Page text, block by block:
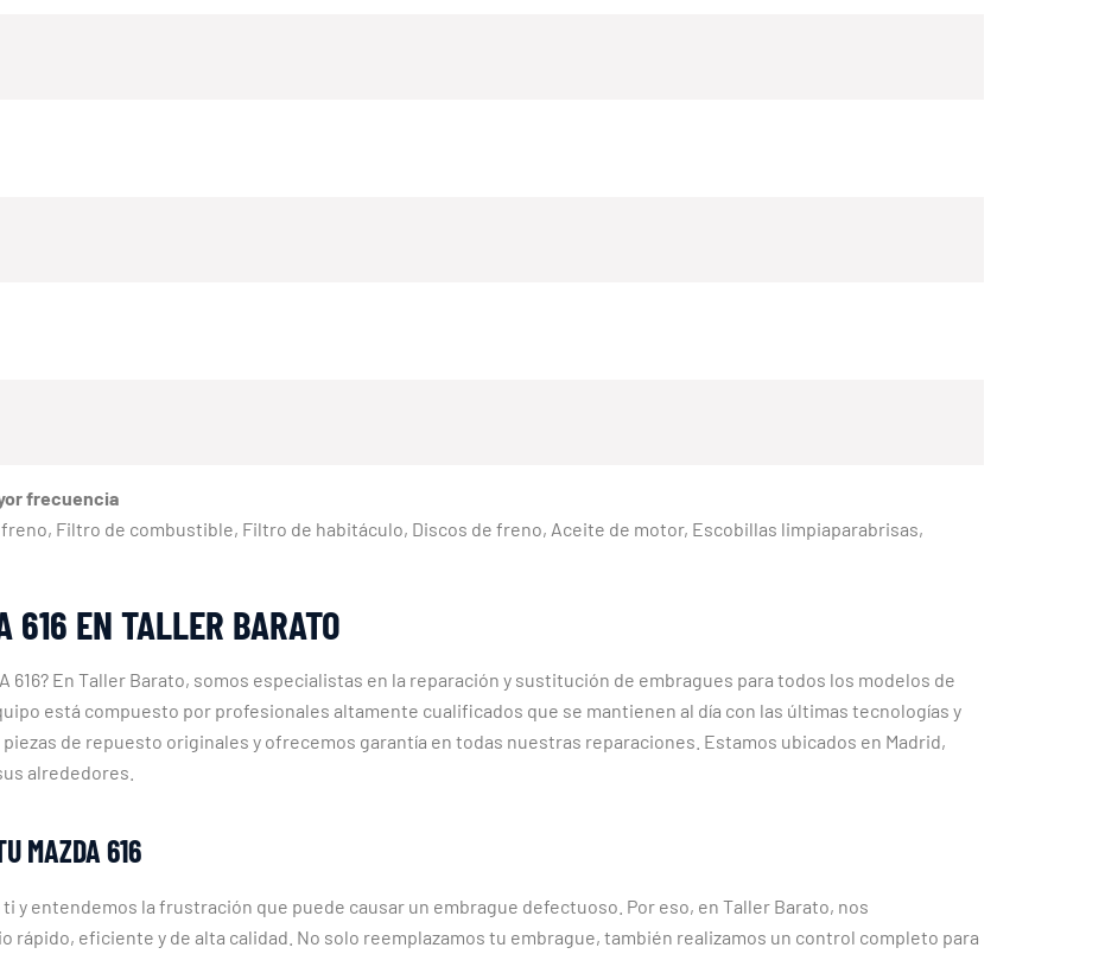
frecuencia
Filtro de combustible, Filtro de habitáculo, Discos de freno, Aceite de motor, Escobillas limpiaparabrisas,
616 EN TALLER BARATO
616? En Taller Barato, somos especialistas en la reparación y sustitución de embragues para todos los modelos de
está compuesto por profesionales altamente cualificados que se mantienen al día con las últimas tecnologías y
de repuesto originales y ofrecemos garantía en todas nuestras reparaciones. Estamos ubicados en Madrid,
alrededores.
MAZDA 616
y entendemos la frustración que puede causar un embrague defectuoso. Por eso, en Taller Barato, nos
eficiente y de alta calidad. No solo reemplazamos tu embrague, también realizamos un control completo para